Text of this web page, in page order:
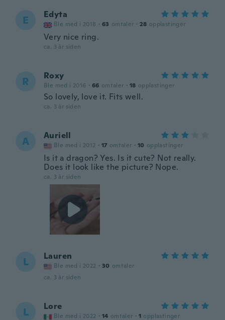
E Edyta
Ble med i 2018 · 63 omtaler · 28 opplastinger
Very nice ring.
ca. 3 år siden
R Roxy
Ble med i 2016 · 66 omtaler · 18 opplastinger
So lovely, love it. Fits well.
ca. 3 år siden
A Auriell
Ble med i 2012 · 17 omtaler · 10 opplastinger
Is it a dragon? Yes. Is it cute? Not really.
Does it look like the picture? Nope.
ca. 3 år siden
L Lauren
Ble med i 2022 · 30 omtaler
ca. 3 år siden
L Lore
Ble med i 2022 · 14 omtaler · 1 opplastinger